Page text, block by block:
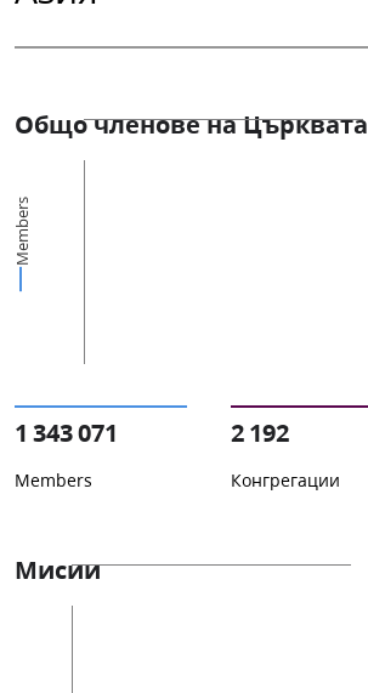
Общо членове на Църквата
Members
1 343 071
Members
2 192
Конгрегации
Мисии